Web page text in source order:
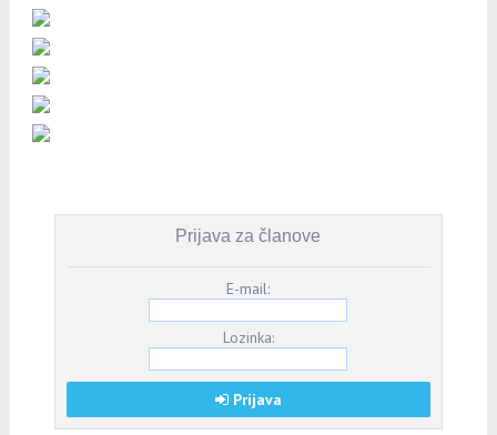
Prijava za članove
E-mail:
Lozinka:
Prijava